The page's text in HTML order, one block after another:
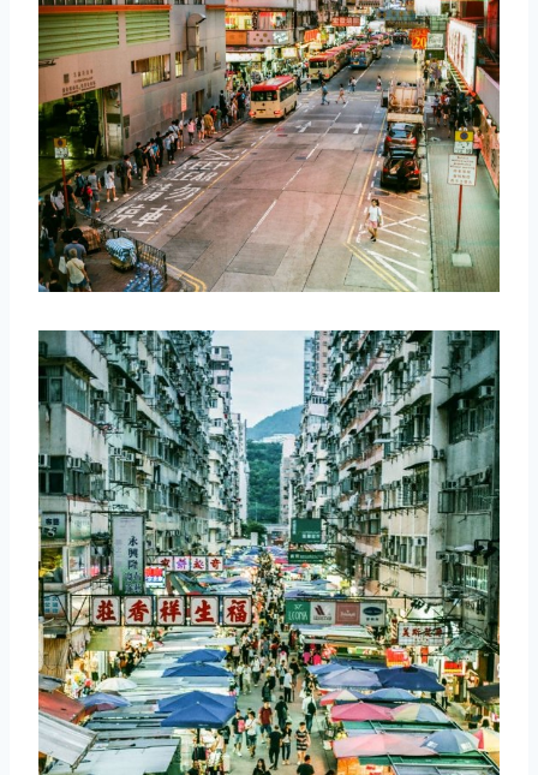
取消 搜索